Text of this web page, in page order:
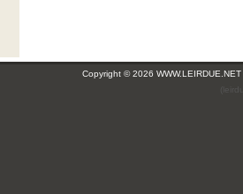
Copyright © 2026